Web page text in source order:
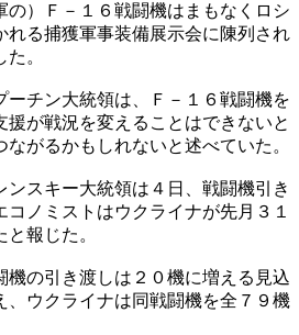
の）Ｆ－１６戦闘機はまもなくロシ
れる捕獲軍事装備展示会に陳列され
。
ーチン大統領は、Ｆ－１６戦闘機を
援が戦況を変えることはできないと
がるかもしれないと述べていた。
ンスキー大統領は４日、戦闘機引き
ノミストはウクライナが先月３１
報じた。
機の引き渡しは２０機に増える見込
、ウクライナは同戦闘機を全７９機